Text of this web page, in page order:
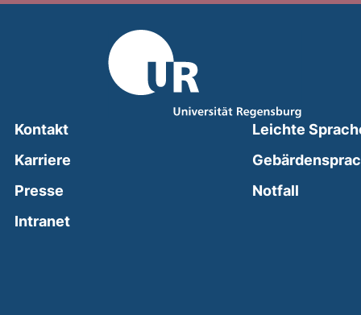
Kontakt
Karriere
Presse
Intranet(external link, opens in a new window)
Leichte
Notfall